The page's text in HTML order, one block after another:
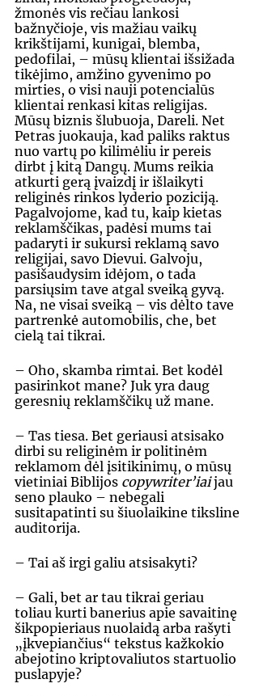
žmonės vis rečiau lankosi
bažnyčioje, vis mažiau vaikų
krikštijami, kunigai, blemba,
pedofilai, – mūsų klientai išsižada
tikėjimo, amžino gyvenimo po
mirties, o visi nauji potencialūs
klientai renkasi kitas religijas.
Mūsų biznis šlubuoja, Dareli. Net
Petras juokauja, kad paliks raktus
nuo vartų po kilimėliu ir pereis
dirbt į kitą Dangų. Mums reikia
atkurti gerą įvaizdį ir išlaikyti
religinės rinkos lyderio poziciją.
Pagalvojome, kad tu, kaip kietas
reklamščikas, padėsi mums tai
padaryti ir sukursi reklamą savo
religijai, savo Dievui. Galvoju,
pasišaudysim idėjom, o tada
parsiųsim tave atgal sveiką gyvą.
Na, ne visai sveiką – vis dėlto tave
partrenkė automobilis, che, bet
cielą tai tikrai.
– Oho, skamba rimtai. Bet kodėl
pasirinkot mane? Juk yra daug
geresnių reklamščikų už mane.
– Tas tiesa. Bet geriausi atsisako
dirbi su religinėm ir politinėm
reklamom dėl įsitikinimų, o mūsų
vietiniai Biblijos copywriter’iai jau
seno plauko – nebegali
susitapatinti su šiuolaikine tiksline
auditorija.
– Tai aš irgi galiu atsisakyti?
– Gali, bet ar tau tikrai geriau
toliau kurti banerius apie savaitinę
šikpopieriaus nuolaidą arba rašyti
„įkvepiančius“ tekstus kažkokio
abejotino kriptovaliutos startuolio
puslapyje?